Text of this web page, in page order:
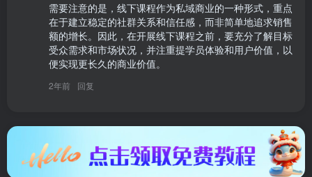
需要注意的是，线下课程作为私域商业的一种形式，重点
在于建立稳定的社群关系和信任感，而非简单地追求销售
额的增长。因此，在开展线下课程之前，要充分了解目标
受众需求和市场状况，并注重提学员体验和用户价值，以
便实现更长久的商业价值。
2年前 回复